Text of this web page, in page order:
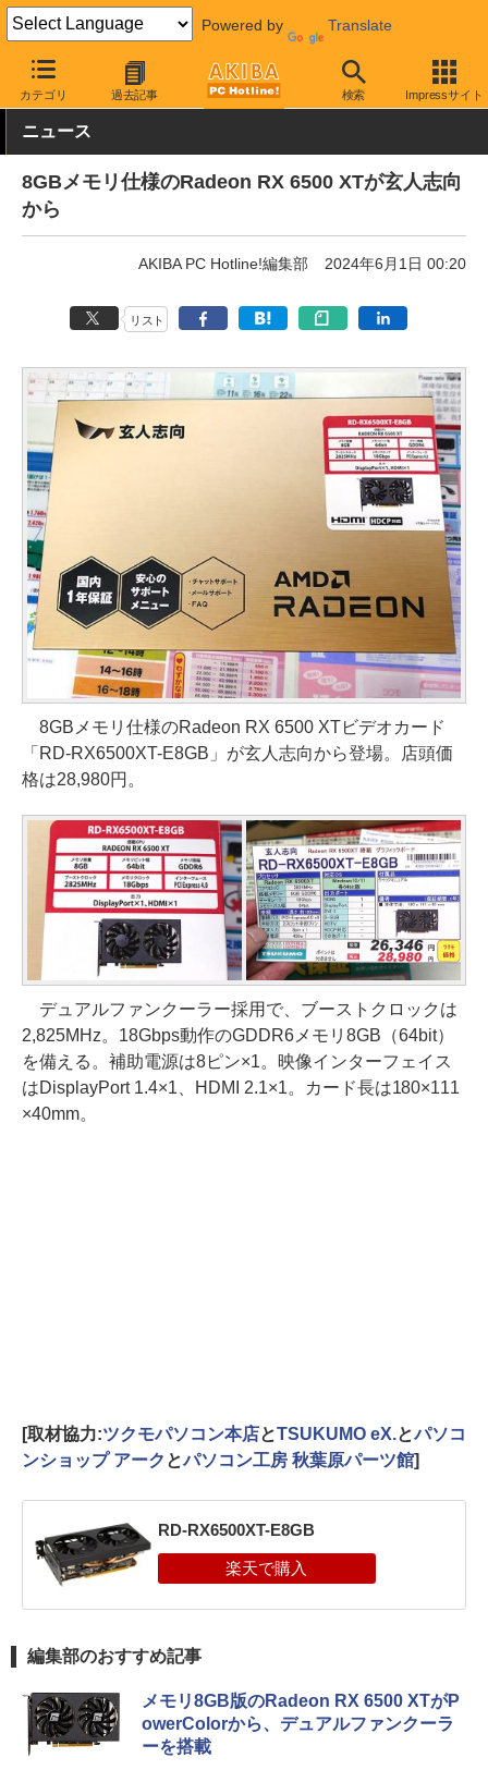
Powered by Translate
カテゴリ 過去記事 検索 Impressサイト
AKIBA PC Hotline! PCパーツ ビデオカード（グラフィックボード
ニュース
8GBメモリ仕様のRadeon RX 6500 XTが玄人志向
から
AKIBA PC Hotline!編集部 2024年6月1日 00:20
リスト
8GBメモリ仕様のRadeon RX 6500 XTビデオカード
「RD-RX6500XT-E8GB」が玄人志向から登場。店頭価
格は28,980円。
デュアルファンクーラー採用で、ブーストクロックは
2,825MHz。18Gbps動作のGDDR6メモリ8GB（64bit）
を備える。補助電源は8ピン×1。映像インターフェイス
はDisplayPort 1.4×1、HDMI 2.1×1。カード長は180×111
×40mm。
[取材協力:ツクモパソコン本店とTSUKUMO eX.とパソコ
ンショップ アーク とパソコン工房 秋葉原パーツ館]
RD-RX6500XT-E8GB
編集部のおすすめ記事
メモリ8GB版のRadeon RX 6500 XTがP
owerColorから、デュアルファンクーラ
ーを搭載